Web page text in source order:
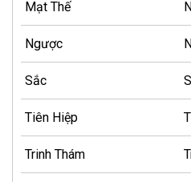
Mạt Thế
Ngược
Sắc
Tiên Hiệp
Trinh Thám